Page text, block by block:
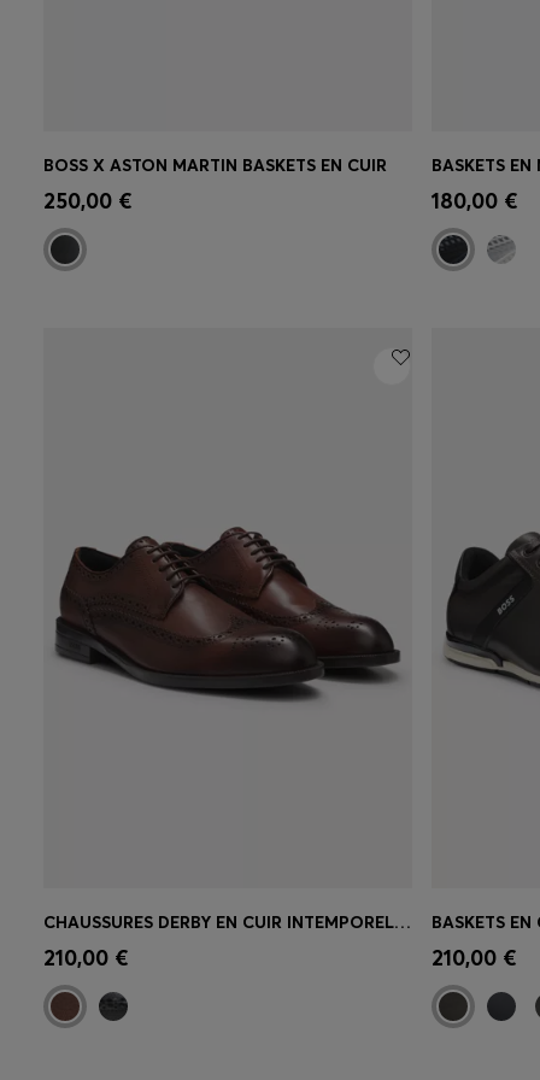
Achat rapide
taille)
BOSS X ASTON MARTIN BASKETS EN CUIR
250,00 €
Achat
taille)
180,00 €
Achat rapide
taille)
CHAUSSURES DERBY EN CUIR INTEMPORELLES À SURPIQÛRES RICHELIEU
210,00 €
Achat
taille)
210,00 €